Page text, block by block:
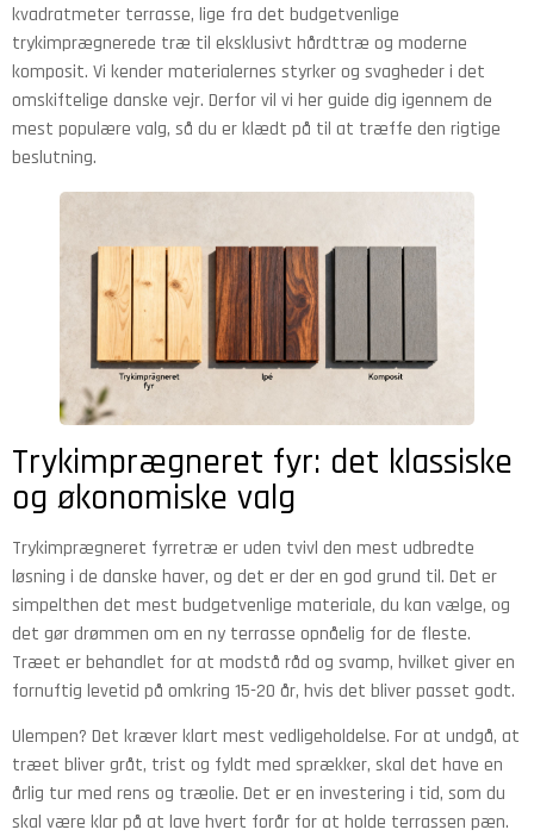
kvadratmeter terrasse, lige fra det budgetvenlige
trykimprægnerede træ til eksklusivt hårdttræ og moderne
komposit. Vi kender materialernes styrker og svagheder i det
omskiftelige danske vejr. Derfor vil vi her guide dig igennem de
mest populære valg, så du er klædt på til at træffe den rigtige
beslutning.
Trykimprægneret fyr: det klassiske
og økonomiske valg
Trykimprægneret fyrretræ er uden tvivl den mest udbredte
løsning i de danske haver, og det er der en god grund til. Det er
simpelthen det mest budgetvenlige materiale, du kan vælge, og
det gør drømmen om en ny terrasse opnåelig for de fleste.
Træet er behandlet for at modstå råd og svamp, hvilket giver en
fornuftig levetid på omkring 15-20 år, hvis det bliver passet godt.
Ulempen? Det kræver klart mest vedligeholdelse. For at undgå, at
træet bliver gråt, trist og fyldt med sprækker, skal det have en
årlig tur med rens og træolie. Det er en investering i tid, som du
skal være klar på at lave hvert forår for at holde terrassen pæn.